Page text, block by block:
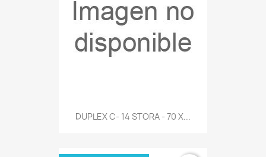
DUPLEX C- 14 STORA - 70 X...